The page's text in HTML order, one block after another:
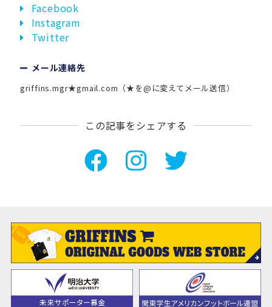
Facebook
Instagram
Twitter
メール連絡先
griffins.mgr★gmail.com（★を@に変えてメール送信）
この記事をシェアする